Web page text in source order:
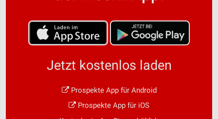
Jetzt kostenlos laden
Prospekte App für Android
Prospekte App für iOS